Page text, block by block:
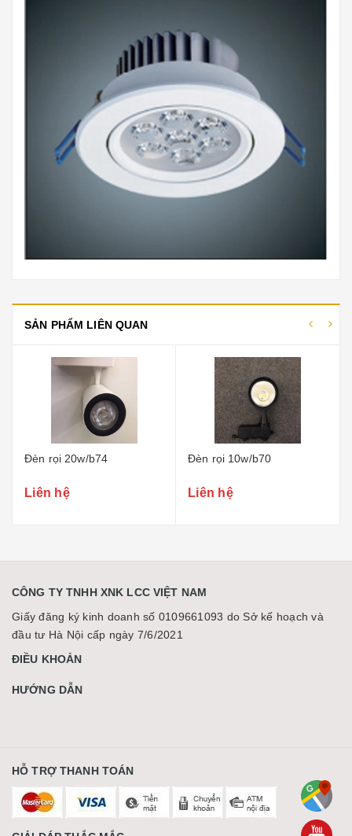
SẢN PHẨM LIÊN QUAN
Đèn rọi 20w/b74
Liên hệ
Đèn rọi 10w/b70
Liên hệ
CÔNG TY TNHH XNK LCC VIỆT NAM
Giấy đăng ký kinh doanh số 0109661093 do Sở kế hoạch và
đầu tư Hà Nội cấp ngày 7/6/2021
ĐIỀU KHOẢN
HƯỚNG DẪN
HỖ TRỢ THANH TOÁN